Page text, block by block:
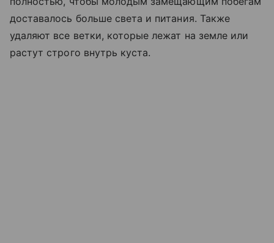
доставалось больше света и питания. Также
удаляют все ветки, которые лежат на земле или
растут строго внутрь куста.